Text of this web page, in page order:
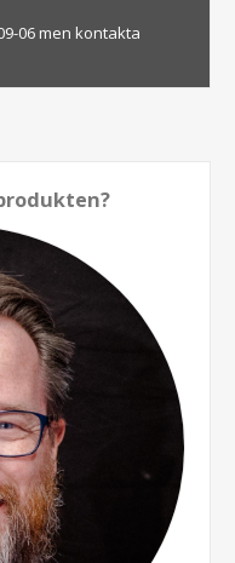
06 men kontakta